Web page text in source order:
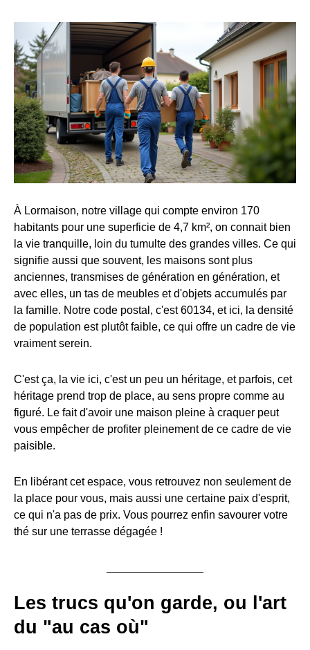
À Lormaison, notre village qui compte environ 170
habitants pour une superficie de 4,7 km², on connait bien
la vie tranquille, loin du tumulte des grandes villes. Ce qui
signifie aussi que souvent, les maisons sont plus
anciennes, transmises de génération en génération, et
avec elles, un tas de meubles et d'objets accumulés par
la famille. Notre code postal, c'est 60134, et ici, la densité
de population est plutôt faible, ce qui offre un cadre de vie
vraiment serein.
C'est ça, la vie ici, c'est un peu un héritage, et parfois, cet
héritage prend trop de place, au sens propre comme au
figuré. Le fait d'avoir une maison pleine à craquer peut
vous empêcher de profiter pleinement de ce cadre de vie
paisible.
En libérant cet espace, vous retrouvez non seulement de
la place pour vous, mais aussi une certaine paix d'esprit,
ce qui n'a pas de prix. Vous pourrez enfin savourer votre
thé sur une terrasse dégagée !
Les trucs qu'on garde, ou l'art
du "au cas où"